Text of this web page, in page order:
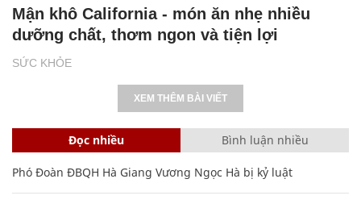
SỨC KHỎE
Mận khô California - món ăn nhẹ nhiều
dưỡng chất, thơm ngon và tiện lợi
XEM THÊM BÀI VIẾT
Đọc nhiều Bình luận nhiều
Phó Đoàn ĐBQH Hà Giang Vương Ngọc Hà bị kỷ luật